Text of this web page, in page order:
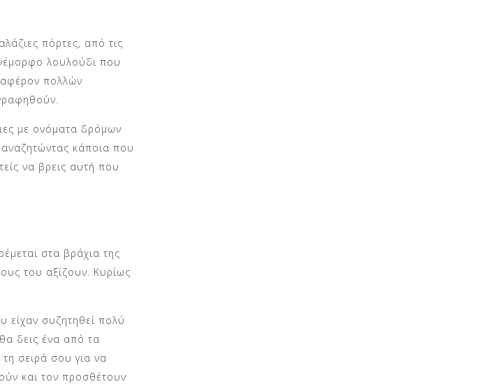
πόρτες, από τις
λουλούδι που
πολλών
με ονόματα δρόμων
κάποια που
να βρεις αυτή που
στα βράχια της
του αξίζουν. Κυρίως
είχαν συζητηθεί πολύ
δεις ένα από τα
τη σειρά σου για να
και τον προσθέτουν